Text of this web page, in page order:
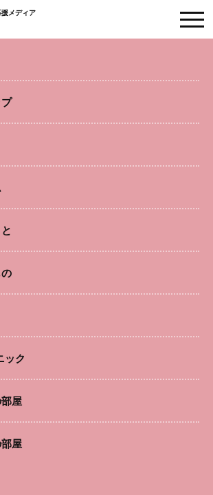
メディア
ック
屋
屋
材レポート
、収穫し、食べる」。農
で、自然の恵みを満喫。
場所